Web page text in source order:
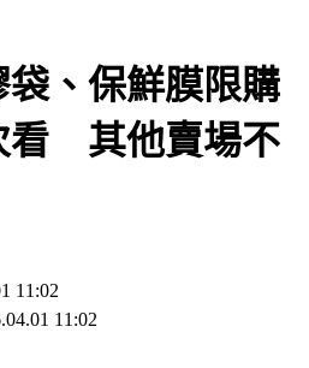
袋、保鮮膜限購
看 其他賣場不
11:02
11:02